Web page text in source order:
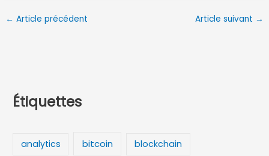
← Article précédent Article suivant →
Étiquettes
analytics bitcoin blockchain